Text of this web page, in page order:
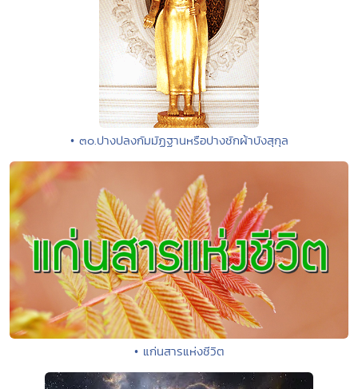
• ๓๐.ปางปลงกัมมัฏฐานหรือปางชักผ้าบังสุกุล
• แก่นสารแห่งชีวิต